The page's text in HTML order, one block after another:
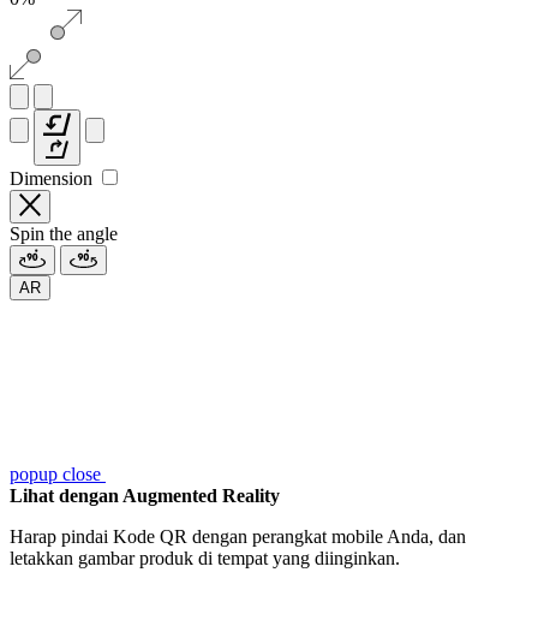
Dimension
Spin the angle
AR
popup close
Lihat dengan Augmented Reality
Harap pindai Kode QR dengan perangkat mobile Anda, dan
letakkan gambar produk di tempat yang diinginkan.